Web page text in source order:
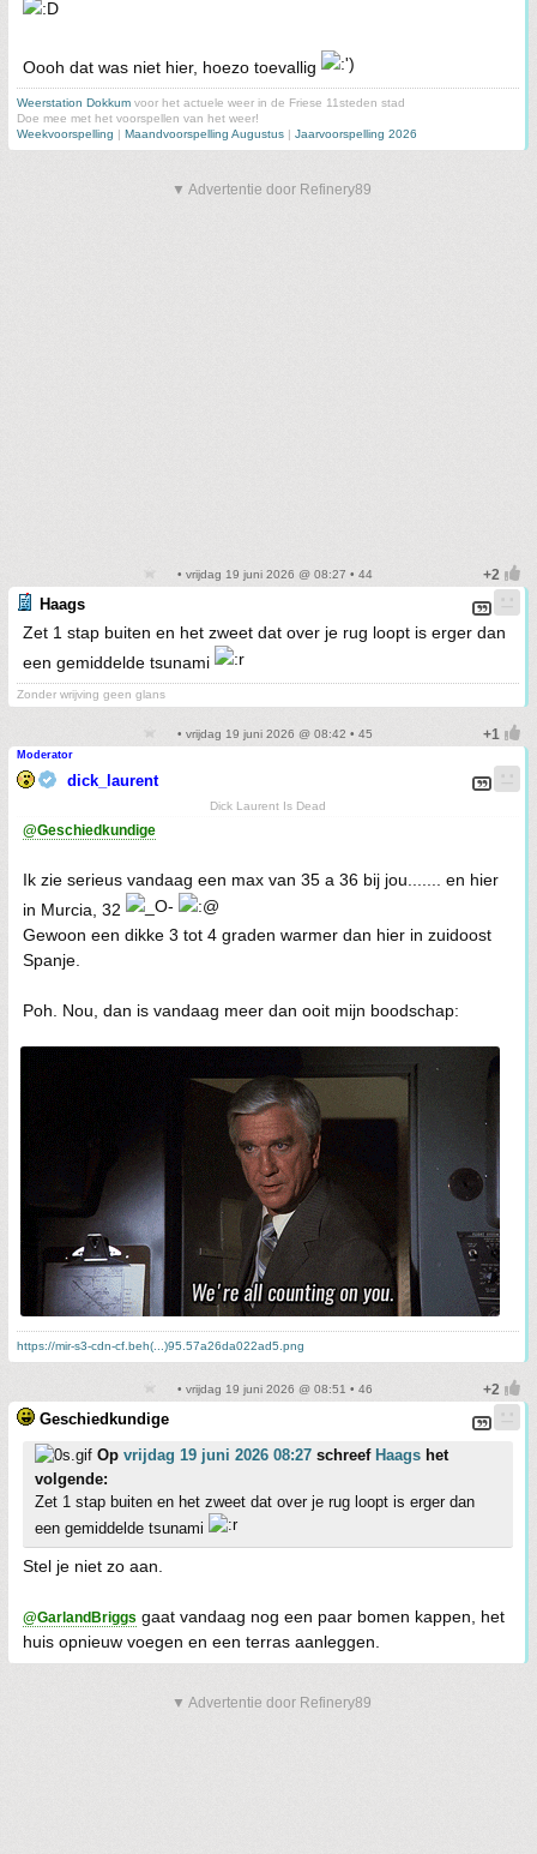
Oooh dat was niet hier, hoezo toevallig
Weerstation Dokkum voor het actuele weer in de Friese 11steden stad
Doe mee met het voorspellen van het weer!
Weekvoorspelling | Maandvoorspelling Augustus | Jaarvoorspelling 2026
▼ Advertentie door Refinery89
• vrijdag 19 juni 2026 @ 08:27 • 44
Haags
Zet 1 stap buiten en het zweet dat over je rug loopt is erger dan
een gemiddelde tsunami
Zonder wrijving geen glans
• vrijdag 19 juni 2026 @ 08:42 • 45
Moderator
dick_laurent
Dick Laurent Is Dead
@Geschiedkundige
Ik zie serieus vandaag een max van 35 a 36 bij jou....... en hier
in Murcia, 32
Gewoon een dikke 3 tot 4 graden warmer dan hier in zuidoost
Spanje.
Poh. Nou, dan is vandaag meer dan ooit mijn boodschap:
https://mir-s3-cdn-cf.beh(...)95.57a26da022ad5.png
• vrijdag 19 juni 2026 @ 08:51 • 46
Geschiedkundige
Op vrijdag 19 juni 2026 08:27 schreef Haags het
volgende:
Zet 1 stap buiten en het zweet dat over je rug loopt is erger dan
een gemiddelde tsunami
Stel je niet zo aan.
@GarlandBriggs gaat vandaag nog een paar bomen kappen, het
huis opnieuw voegen en een terras aanleggen.
▼ Advertentie door Refinery89